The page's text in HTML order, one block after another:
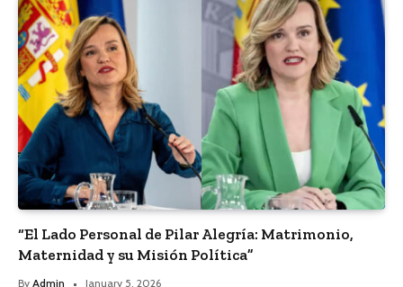
“El Lado Personal de Pilar Alegría: Matrimonio,
Maternidad y su Misión Política”
By Admin January 5, 2026